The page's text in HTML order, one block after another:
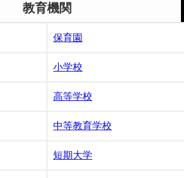
教育機関
保育園
小学校
高等学校
中等教育学校
短期大学